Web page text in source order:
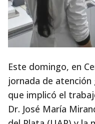
Este domingo, en
jornada de atención
que implicó el
Dr. José María